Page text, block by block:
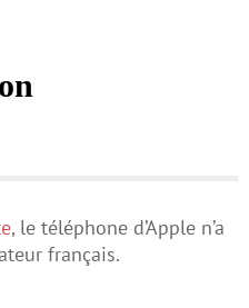
, le téléphone d’Apple n’a
français.